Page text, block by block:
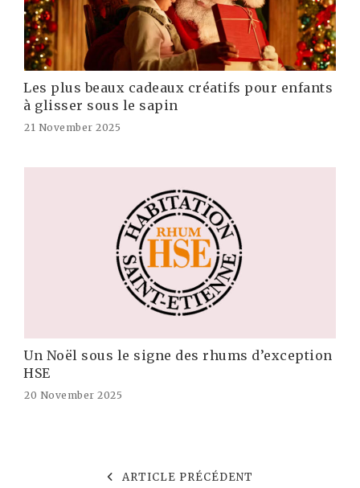
Les plus beaux cadeaux créatifs pour enfants
à glisser sous le sapin
21 November 2025
Un Noël sous le signe des rhums d’exception
HSE
20 November 2025
ARTICLE PRÉCÉDENT